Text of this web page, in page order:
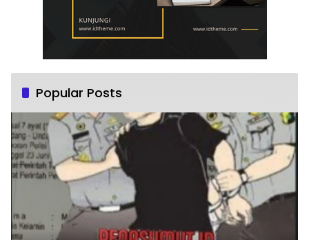
Popular Posts